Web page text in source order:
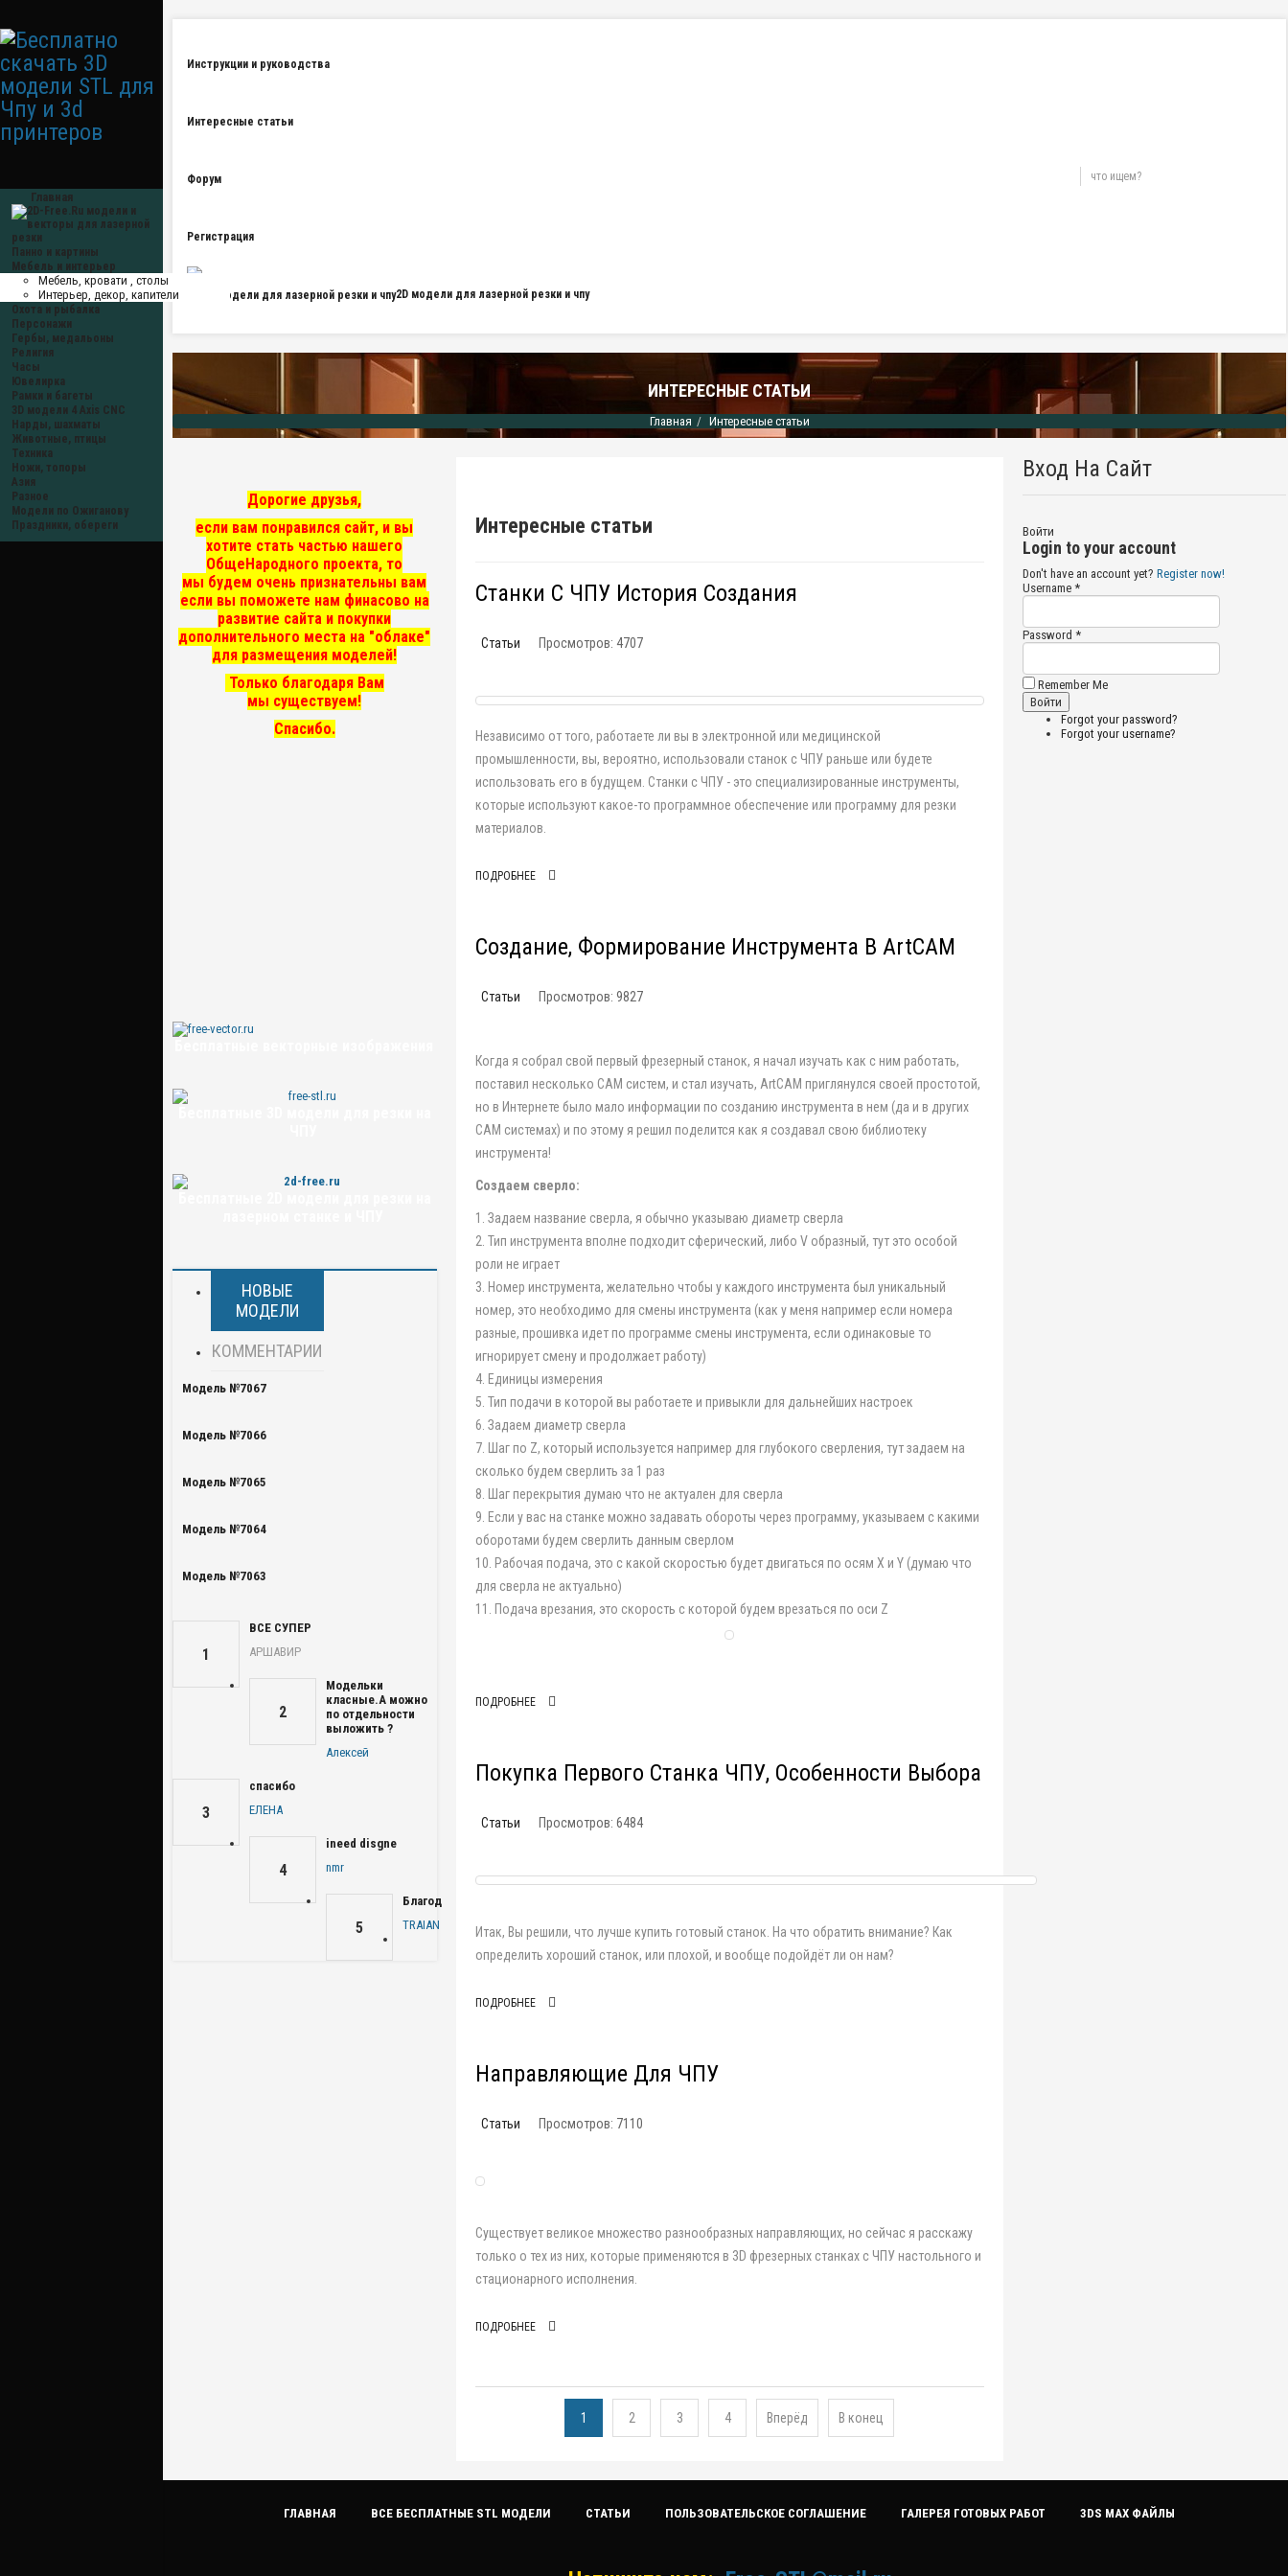
Главная
Панно и картины
Мебель и интерьер
Мебель, кровати , столы
Интерьер, декор, капители
Охота и рыбалка
Персонажи
Гербы, медальоны
Религия
Часы
Ювелирка
Рамки и багеты
3D модели 4 Axis CNC
Нарды, шахматы
Животные, птицы
Техника
Ножи, топоры
Азия
Разное
Модели по Ожиганову
Праздники, обереги
Инструкции и руководства
Интересные статьи
Форум
Регистрация
2D модели для лазерной резки и чпу
ИНТЕРЕСНЫЕ СТАТЬИ
Главная Интересные статьи
Дорогие друзья,
если вам понравился сайт, и вы
хотите стать частью нашего
ОбщеНародного проекта, то
мы будем очень признательны вам
если вы поможете нам финасово на
развитие сайта и покупки
дополнительного места на "облаке"
для размещения моделей!
Только благодаря Вам
мы существуем!
Спасибо.
НОВЫЕ
МОДЕЛИ
КОММЕНТАРИИ
Модель №7067
Модель №7066
Модель №7065
Модель №7064
Модель №7063
1
ВСЕ СУПЕР
АРШАВИР
2
Модельки
класные.А можно
по отдельности
выложить ?
Алексей
3
спасибо
ЕЛЕНА
4
ineed disgne
nmr
5
Благодаря
TRAIAN
Интересные статьи
Станки С ЧПУ История Создания
Статьи Просмотров: 4707
Независимо от того, работаете ли вы в электронной или медицинской
промышленности, вы, вероятно, использовали станок с ЧПУ раньше или будете
использовать его в будущем. Станки с ЧПУ - это специализированные инструменты,
которые используют какое-то программное обеспечение или программу для резки
материалов.
ПОДРОБНЕЕ
Создание, Формирование Инструмента В ArtCAM
Статьи Просмотров: 9827
Когда я собрал свой первый фрезерный станок, я начал изучать как с ним работать,
поставил несколько CAM систем, и стал изучать, ArtCAM приглянулся своей простотой,
но в Интернете было мало информации по созданию инструмента в нем (да и в других
CAM системах) и по этому я решил поделится как я создавал свою библиотеку
инструмента!
Создаем сверло:
1. Задаем название сверла, я обычно указываю диаметр сверла
2. Тип инструмента вполне подходит сферический, либо V образный, тут это особой
роли не играет
3. Номер инструмента, желательно чтобы у каждого инструмента был уникальный
номер, это необходимо для смены инструмента (как у меня например если номера
разные, прошивка идет по программе смены инструмента, если одинаковые то
игнорирует смену и продолжает работу)
4. Единицы измерения
5. Тип подачи в которой вы работаете и привыкли для дальнейших настроек
6. Задаем диаметр сверла
7. Шаг по Z, который используется например для глубокого сверления, тут задаем на
сколько будем сверлить за 1 раз
8. Шаг перекрытия думаю что не актуален для сверла
9. Если у вас на станке можно задавать обороты через программу, указываем с какими
оборотами будем сверлить данным сверлом
10. Рабочая подача, это с какой скоростью будет двигаться по осям X и Y (думаю что
для сверла не актуально)
11. Подача врезания, это скорость с которой будем врезаться по оси Z
ПОДРОБНЕЕ
Покупка Первого Станка ЧПУ, Особенности Выбора
Статьи Просмотров: 6484
Итак, Вы решили, что лучше купить готовый станок. На что обратить внимание? Как
определить хороший станок, или плохой, и вообще подойдёт ли он нам?
ПОДРОБНЕЕ
Направляющие Для ЧПУ
Статьи Просмотров: 7110
Существует великое множество разнообразных направляющих, но сейчас я расскажу
только о тех из них, которые применяются в 3D фрезерных станках с ЧПУ настольного и
стационарного исполнения.
ПОДРОБНЕЕ
1 2 3 4 Вперёд В конец
Вход На Сайт
Войти
Login to your account
Don't have an account yet? Register now!
Username *
Password *
Remember Me
Forgot your password?
Forgot your username?
ГЛАВНАЯ ВСЕ БЕСПЛАТНЫЕ STL МОДЕЛИ СТАТЬИ ПОЛЬЗОВАТЕЛЬСКОЕ СОГЛАШЕНИЕ ГАЛЕРЕЯ ГОТОВЫХ РАБОТ 3DS MAX ФАЙЛЫ